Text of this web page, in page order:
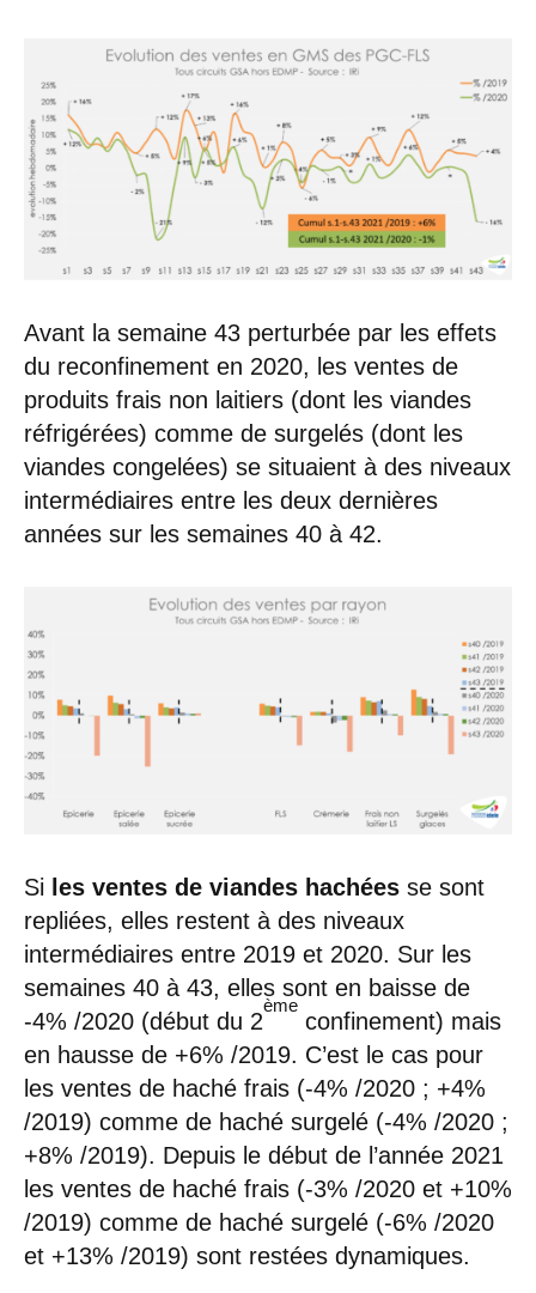
Avant la semaine 43 perturbée par les effets
du reconfinement en 2020, les ventes de
produits frais non laitiers (dont les viandes
réfrigérées) comme de surgelés (dont les
viandes congelées) se situaient à des niveaux
intermédiaires entre les deux dernières
années sur les semaines 40 à 42.
Si les ventes de viandes hachées se sont
repliées, elles restent à des niveaux
intermédiaires entre 2019 et 2020. Sur les
semaines 40 à 43, elles sont en baisse de
-4% /2020 (début du 2
ème
confinement) mais
en hausse de +6% /2019. C’est le cas pour
les ventes de haché frais (-4% /2020 ; +4%
/2019) comme de haché surgelé (-4% /2020 ;
+8% /2019). Depuis le début de l’année 2021
les ventes de haché frais (-3% /2020 et +10%
/2019) comme de haché surgelé (-6% /2020
et +13% /2019) sont restées dynamiques.